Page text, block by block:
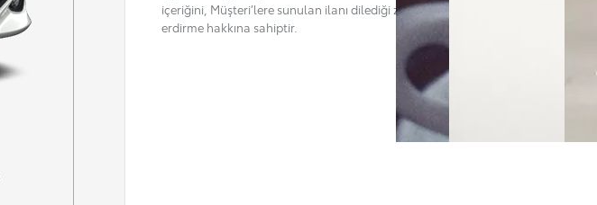
içeriğini, Müşteri’lere sunulan ilanı dilediği zaman değiştirme ya da sona
erdirme hakkına sahiptir.